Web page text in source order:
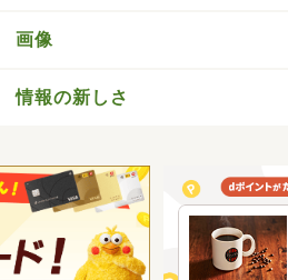
画像
情報の新しさ